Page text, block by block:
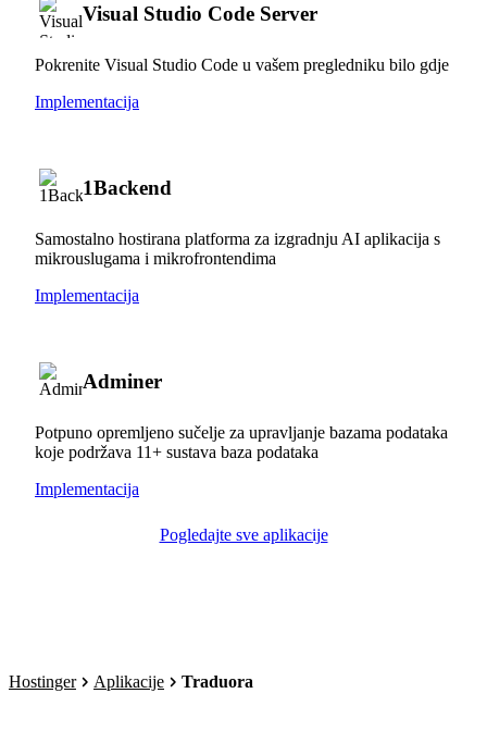
Visual Studio Code Server
Pokrenite Visual Studio Code u vašem pregledniku bilo gdje
Implementacija
1Backend
Samostalno hostirana platforma za izgradnju AI aplikacija s
mikrouslugama i mikrofrontendima
Implementacija
Adminer
Potpuno opremljeno sučelje za upravljanje bazama podataka
koje podržava 11+ sustava baza podataka
Implementacija
Pogledajte sve aplikacije
Hostinger Aplikacije Traduora